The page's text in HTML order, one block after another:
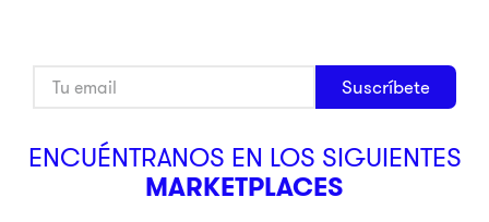
Suscríbete
ENCUÉNTRANOS EN LOS SIGUIENTES
MARKETPLACES